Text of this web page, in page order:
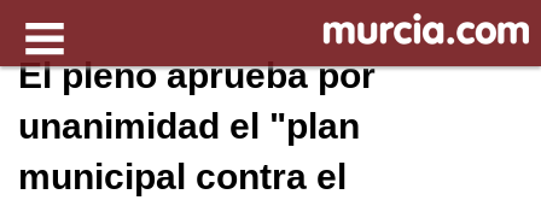
El pleno aprueba por
unanimidad el "plan
municipal contra el